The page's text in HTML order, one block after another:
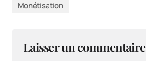
Monétisation
Laisser un commentaire